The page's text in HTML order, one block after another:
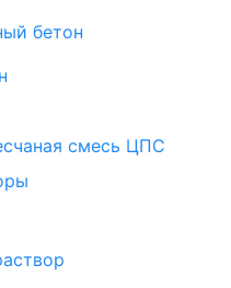
бетон
смесь ЦПС